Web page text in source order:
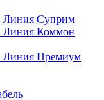
Линия Суприм
Линия Коммон
Линия Премиум